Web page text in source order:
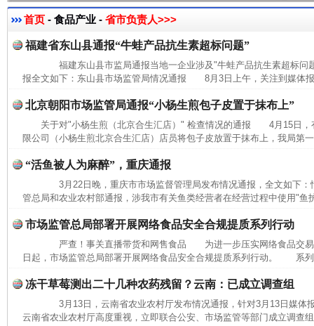
首页 - 食品产业 - 省市负责人>>>
福建省东山县通报“牛蛙产品抗生素超标问题”
福建东山县市监局通报当地一企业涉及"牛蛙产品抗生素超标问
报全文如下：东山县市场监管局情况通报 8月3日上午，关注到媒体
北京朝阳市场监管局通报“小杨生煎包子皮置于抹布上”
关于对"小杨生煎（北京合生汇店）" 检查情况的通报 4月15日，
限公司（小杨生煎北京合生汇店）店员将包子皮放置于抹布上，我局第
“活鱼被人为麻醉”，重庆通报
3月22日晚，重庆市市场监督管理局发布情况通报，全文如下
管总局和农业农村部通报，涉我市有关鱼类经营者在经营过程中使用"鱼
市场监管总局部署开展网络食品安全合规提质系列行动
严查！事关直播带货和网售食品 为进一步压实网络食品交易
日起，市场监管总局部署开展网络食品安全合规提质系列行动。 系
冻干草莓测出二十几种农药残留？云南：已成立调查组
3月13日，云南省农业农村厅发布情况通报，针对3月13日媒体
云南省农业农村厅高度重视，立即联合公安、市场监管等部门成立调查